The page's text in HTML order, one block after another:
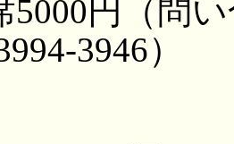
円（問
3946）